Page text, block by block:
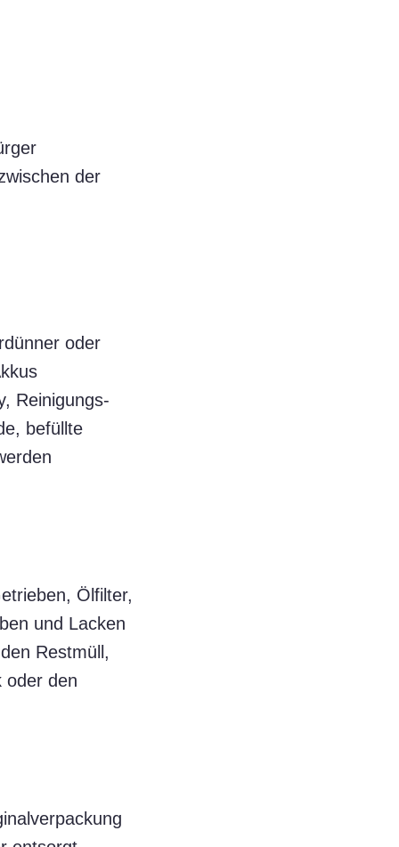
der
oder
Reinigungs-
befüllte
Ölfilter,
und Lacken
Restmüll,
oder den